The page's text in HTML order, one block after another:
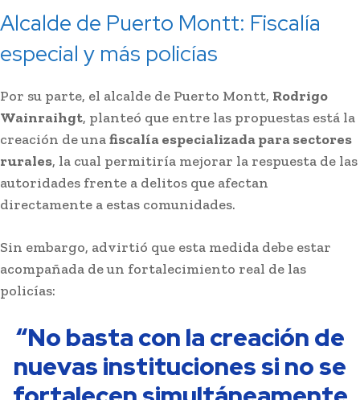
Alcalde de Puerto Montt: Fiscalía
especial y más policías
Por su parte, el alcalde de Puerto Montt, Rodrigo
Wainraihgt, planteó que entre las propuestas está la
creación de unafiscalía especializada para sectores
rurales, la cual permitiría mejorar la respuesta de las
autoridades frente a delitos que afectan
directamente a estas comunidades.
Sin embargo, advirtió que esta medida debe estar
acompañada de un fortalecimiento real de las
policías:
“No basta con la creación de
nuevas instituciones si no se